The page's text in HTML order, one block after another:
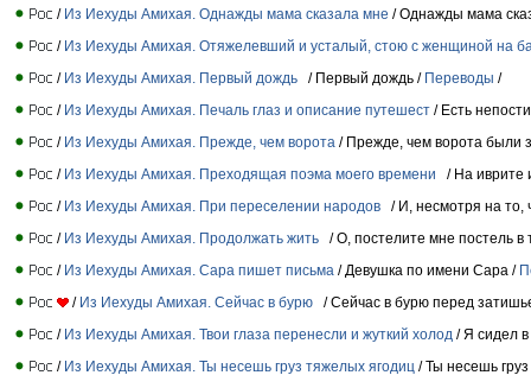
/ Из Иехуды Амихая. Однажды мама сказала мне / Однажды мама
/ Из Иехуды Амихая. Отяжелевший и усталый, стою с женщиной на
/ Из Иехуды Амихая. Первый дождь / Первый дождь / Переводы /
/ Из Иехуды Амихая. Печаль глаз и описание путешест / Есть
/ Из Иехуды Амихая. Прежде, чем ворота / Прежде, чем ворота были
/ Из Иехуды Амихая. Преходящая поэма моего времени
/ На иврите
/ Из Иехуды Амихая. При переселении народов
/ И, несмотря на
/ Из Иехуды Амихая. Продолжать жить
/ О, постелите мне постель в
/ Из Иехуды Амихая. Сара пишет письма / Девушка по имени Сара /
/ Из Иехуды Амихая. Сейчас в бурю
/ Сейчас в бурю перед
/ Из Иехуды Амихая. Твои глаза перенесли и жуткий холод / Я сидел
/ Из Иехуды Амихая. Ты несешь груз тяжелых ягодиц / Ты несешь